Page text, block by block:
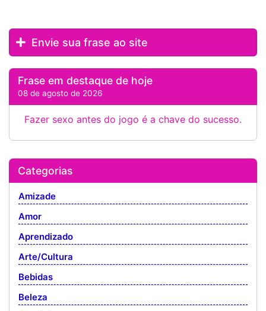
Envie sua frase ao site
Frase em destaque de hoje
08 de agosto de 2026
Fazer sexo antes do jogo é a chave do sucesso.
Categorias
Amizade
Amor
Aprendizado
Arte/Cultura
Bebidas
Beleza